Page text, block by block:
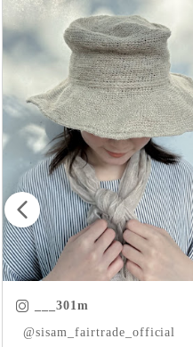
___301m
ㅤㅤㅤ @sisam_fairtrade_official